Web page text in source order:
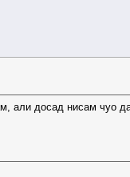
али досад нисам